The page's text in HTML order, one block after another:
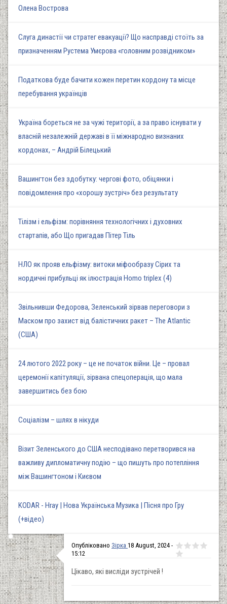
Олена Вострова
Слуга династії чи стратег евакуації? Що насправді стоїть за
призначенням Рустема Умєрова «головним розвідником»
Податкова буде бачити кожен перетин кордону та місце
перебування українців
Україна бореться не за чужі території, а за право існувати у
власній незалежній державі в її міжнародно визнаних
кордонах, – Андрій Білецький
Вашингтон без здобутку: чергові фото, обіцянки і
повідомлення про «хорошу зустріч» без результату
Тілізм і ельфізм: порівняння технологічних і духовних
стартапів, або Що пригадав Пітер Тіль
НЛО як прояв ельфізму: витоки міфообразу Сірих та
нордичні прибульці як ілюстрація Homo triplex (4)
Звільнивши Федорова, Зеленський зірвав переговори з
Маском про захист від балістичних ракет – The Atlantic
(США)
24 лютого 2022 року – це не початок війни. Це – провал
церемонії капітуляції, зірвана спецоперація, що мала
завершитись без бою
Соціалізм – шлях в нікуди
Візит Зеленського до США несподівано перетворився на
важливу дипломатичну подію – що пишуть про потепління
між Вашингтоном і Києвом
KODAR - Hray | Нова Українська Музика | Пісня про Гру
(+відео)
Опубліковано Зірка 18 August, 2024 -
15:12
Цікаво, які висліди зустрічей !